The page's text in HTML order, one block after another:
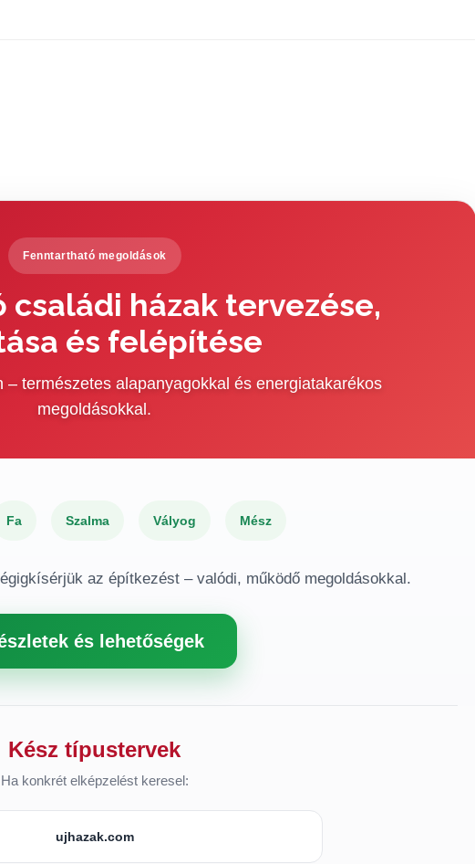
Fenntartható megoldások
házak tervezése,
és felépítése
– természetes alapanyagokkal és energiatakarékos
megoldásokkal.
Fa Szalma Vályog Mész
az építkezést – valódi, működő megoldásokkal.
és lehetőségek
Kész típustervek
Ha konkrét elképzelést keresel:
ujhazak.com